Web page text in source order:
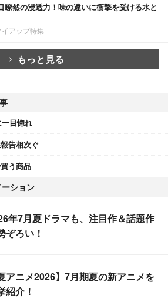
瞭然の浸透力！味の違いに衝撃を受ける水と
アップ特集
もっと見る
目惚れ
告相次ぐ
う商品
ション
年7月夏ドラマも、注目作＆話題作
ぞろい！
アニメ2026】7月期夏の新アニメを
紹介！